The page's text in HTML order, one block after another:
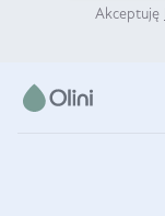
Akceptuję